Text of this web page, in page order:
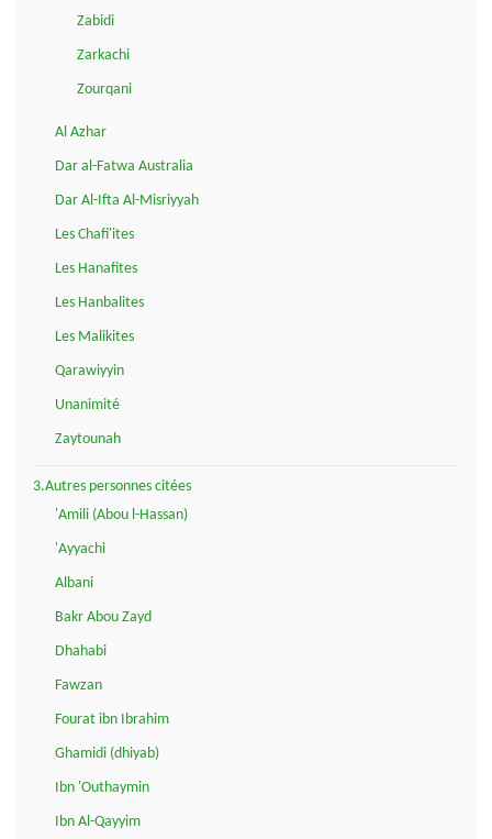
Zabidi
Zarkachi
Zourqani
Al Azhar
Dar al-Fatwa Australia
Dar Al-Ifta Al-Misriyyah
Les Chafi'ites
Les Hanafites
Les Hanbalites
Les Malikites
Qarawiyyin
Unanimité
Zaytounah
3.Autres personnes citées
'Amili (Abou l-Hassan)
'Ayyachi
Albani
Bakr Abou Zayd
Dhahabi
Fawzan
Fourat ibn Ibrahim
Ghamidi (dhiyab)
Ibn 'Outhaymin
Ibn Al-Qayyim